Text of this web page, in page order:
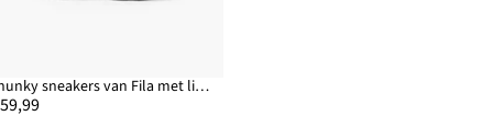
Chunky sneakers van Fila met lichte loopzool